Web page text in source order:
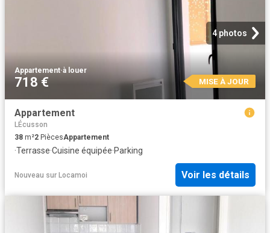
4 photos
Appartement·à louer
718 € MISE À JOUR
Appartement
LÉcusson
38 m²2 PiècesAppartement
·Terrasse·Cuisine équipée·Parking
Nouveau sur Locamoi Voir les détails